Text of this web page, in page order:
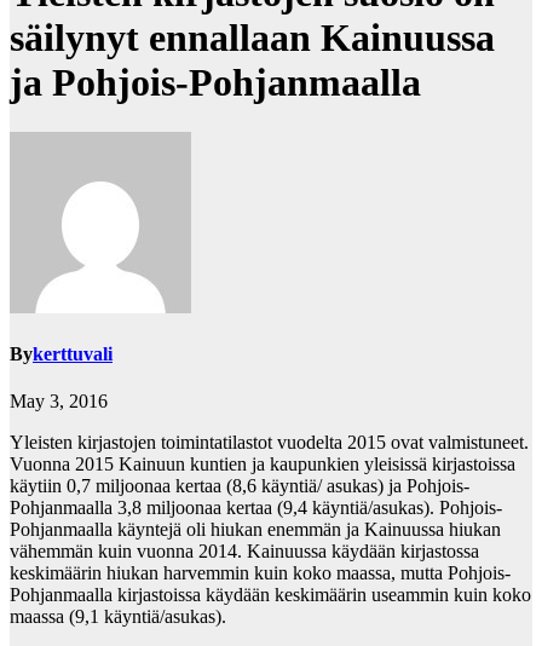
säilynyt ennallaan Kainuussa
ja Pohjois-Pohjanmaalla
Bykerttuvali
May 3, 2016
Yleisten kirjastojen toimintatilastot vuodelta 2015 ovat valmistuneet.
Vuonna 2015 Kainuun kuntien ja kaupunkien yleisissä kirjastoissa
käytiin 0,7 miljoonaa kertaa (8,6 käyntiä/ asukas) ja Pohjois-
Pohjanmaalla 3,8 miljoonaa kertaa (9,4 käyntiä/asukas). Pohjois-
Pohjanmaalla käyntejä oli hiukan enemmän ja Kainuussa hiukan
vähemmän kuin vuonna 2014. Kainuussa käydään kirjastossa
keskimäärin hiukan harvemmin kuin koko maassa, mutta Pohjois-
Pohjanmaalla kirjastoissa käydään keskimäärin useammin kuin koko
maassa (9,1 käyntiä/asukas).